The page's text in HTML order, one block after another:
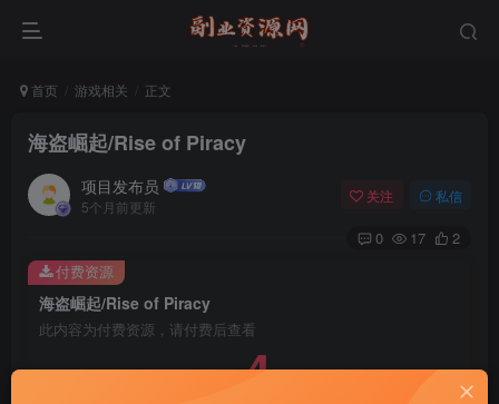
首页 游戏相关 正文
海盗崛起/Rise of Piracy
项目发布员
5个月前更新
关注 私信
0 17 2
海盗崛起/Rise of Piracy
此内容为付费资源，请付费后查看
4
付费资源